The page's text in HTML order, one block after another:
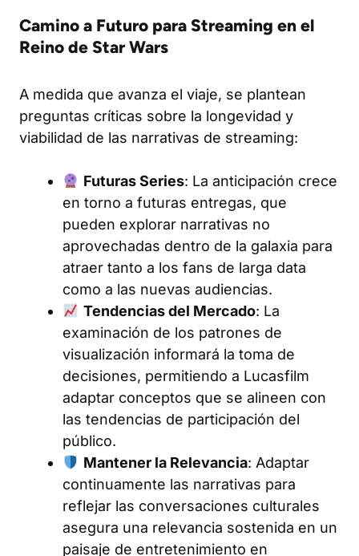
Camino a Futuro para Streaming en el
Reino de Star Wars
A medida que avanza el viaje, se plantean
preguntas críticas sobre la longevidad y
viabilidad de las narrativas de streaming:
Futuras Series: La anticipación crece
en torno a futuras entregas, que
pueden explorar narrativas no
aprovechadas dentro de la galaxia para
atraer tanto a los fans de larga data
como a las nuevas audiencias.
Tendencias del Mercado: La
examinación de los patrones de
visualización informará la toma de
decisiones, permitiendo a Lucasfilm
adaptar conceptos que se alineen con
las tendencias de participación del
público.
Mantener la Relevancia: Adaptar
continuamente las narrativas para
reflejar las conversaciones culturales
asegura una relevancia sostenida en un
paisaje de entretenimiento en